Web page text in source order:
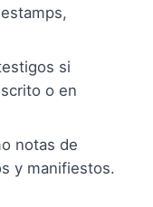
si
o en
notas de
y manifiestos.